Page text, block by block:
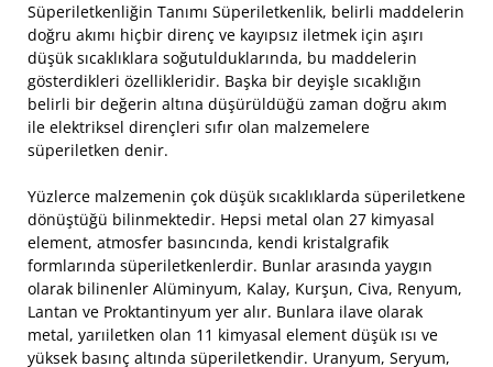
Süperiletkenliğin Tanımı Süperiletkenlik, belirli maddelerin
doğru akımı hiçbir direnç ve kayıpsız iletmek için aşırı
düşük sıcaklıklara soğutulduklarında, bu maddelerin
gösterdikleri özellikleridir. Başka bir deyişle sıcaklığın
belirli bir değerin altına düşürüldüğü zaman doğru akım
ile elektriksel dirençleri sıfır olan malzemelere
süperiletken denir.
Yüzlerce malzemenin çok düşük sıcaklıklarda süperiletkene
dönüştüğü bilinmektedir. Hepsi metal olan 27 kimyasal
element, atmosfer basıncında, kendi kristalgrafik
formlarında süperiletkenlerdir. Bunlar arasında yaygın
olarak bilinenler Alüminyum, Kalay, Kurşun, Civa, Renyum,
Lantan ve Proktantinyum yer alır. Bunlara ilave olarak
metal, yarıiletken olan 11 kimyasal element düşük ısı ve
yüksek basınç altında süperiletkendir. Uranyum, Seryum,